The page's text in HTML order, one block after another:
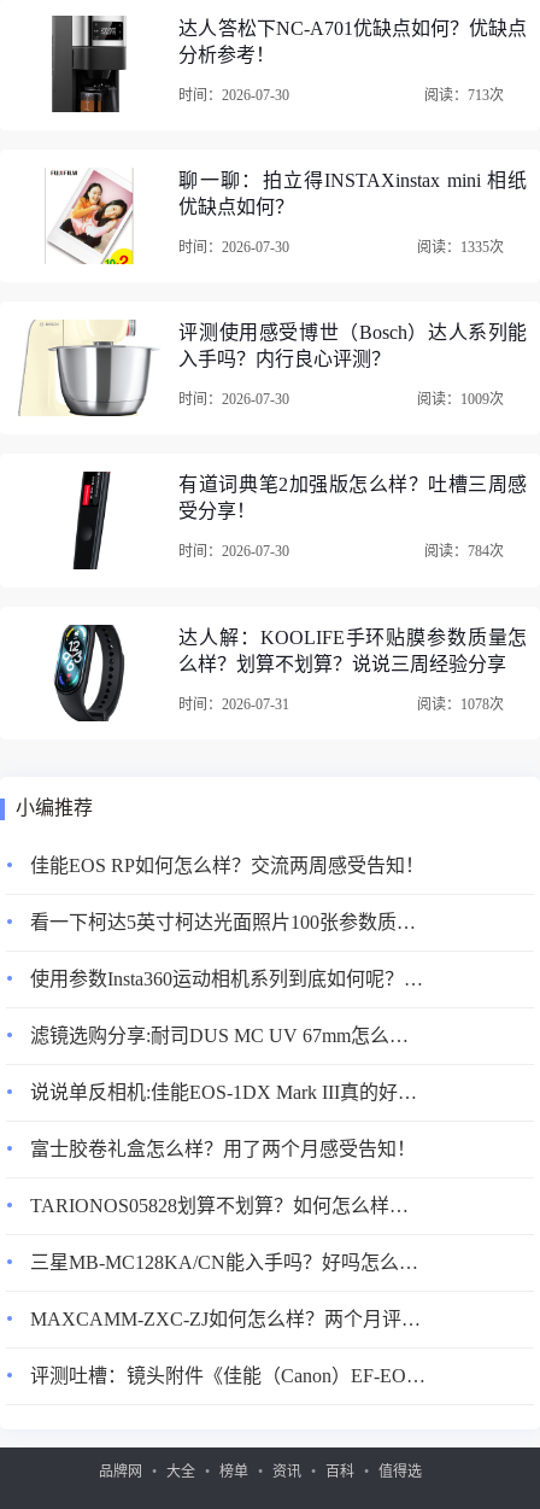
满意，我是一个很喜欢的宝贝，下次还会再来的。超级好
用，声音也很小，省电，喜欢的快入手 。外观还很精致
2、多乐信ER-60除湿机除湿效果：颜值高，除湿效果特好，
吸出满满的两脸盆水，真是神奇，好用，这下地下室的夏季
评论过，真的是后悔没早买，之前家里一天天湿嗒嗒滴，小
熟，嗯，除湿机品牌之间不存在较大的差异
颜值比较好。整体白色，放哪里都和谐，出风口设计在上
面，这个非常合理，丢晾衣架下，简直太完美。设计大气漂
达人答松下NC-A701优缺点如何？优缺点
分析参考！
时间：2026-07-30 阅读：713次
聊一聊：拍立得INSTAXinstax mini 相纸
优缺点如何？
时间：2026-07-30 阅读：1335次
评测使用感受博世（Bosch）达人系列能
入手吗？内行良心评测？
时间：2026-07-30 阅读：1009次
有道词典笔2加强版怎么样？吐槽三周感
受分享！
时间：2026-07-30 阅读：784次
达人解：KOOLIFE手环贴膜参数质量怎
么样？划算不划算？说说三周经验分享
时间：2026-07-31 阅读：1078次
小编推荐
佳能EOS RP如何怎么样？交流两周感受告知！
看一下柯达5英寸柯达光面照片100张参数质量怎么样？优缺点评测揭秘
使用参数Insta360运动相机系列到底如何呢？揭晓真相，入手解密评测真相 ？
滤镜选购分享:耐司DUS MC UV 67mm怎么样?真的好吗?
说说单反相机:佳能EOS-1DX Mark III真的好吗?配置怎么样？
富士胶卷礼盒怎么样？用了两个月感受告知！
TARIONOS05828划算不划算？如何怎么样？真实情况分享！
三星MB-MC128KA/CN能入手吗？好吗怎么样？优缺点使用分析！
MAXCAMM-ZXC-ZJ如何怎么样？两个月评测感受！
评测吐槽：镜头附件《佳能（Canon）EF-EOS R》评测配置怎么样？优缺点如何？
品牌网 大全 榜单 资讯 百科 值得选